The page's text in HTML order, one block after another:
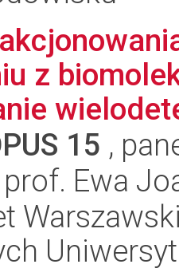
z
15 ,
Ewa